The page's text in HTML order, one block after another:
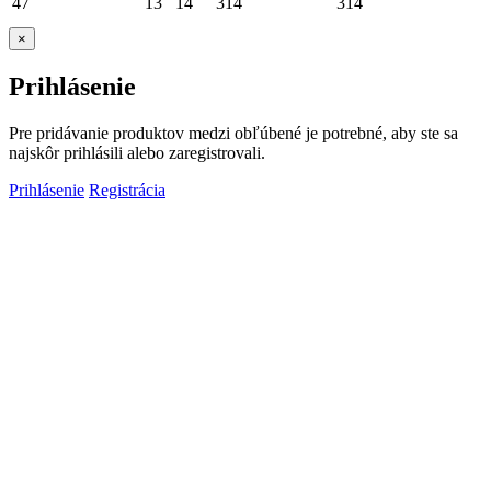
×
Prihlásenie
Pre pridávanie produktov medzi obľúbené je potrebné, aby ste sa
najskôr prihlásili alebo zaregistrovali.
Prihlásenie Registrácia